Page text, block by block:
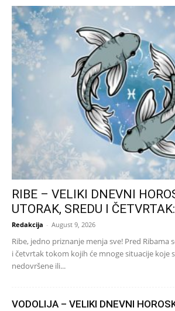
RIBE – VELIKI DNEVNI
UTORAK, SREDU I
Redakcija - August 9, 2026
Ribe, jedno priznanje menja sve! Pred Ribama
i četvrtak tokom kojih će mnoge situacije koje
nedovršene ili...
VODOLIJA – VELIKI DNEVNI